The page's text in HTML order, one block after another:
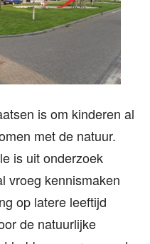
is om kinderen al
met de natuur.
is uit onderzoek
vroeg kennismaken
op latere leeftijd
de natuurlijke